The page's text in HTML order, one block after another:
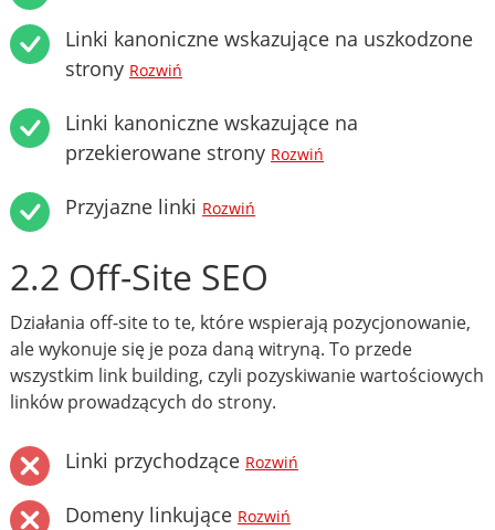
Linki kanoniczne wskazujące na uszkodzone
strony Rozwiń
Linki kanoniczne wskazujące na
przekierowane strony Rozwiń
Przyjazne linki Rozwiń
2.2 Off-Site SEO
Działania off-site to te, które wspierają pozycjonowanie,
ale wykonuje się je poza daną witryną. To przede
wszystkim link building, czyli pozyskiwanie wartościowych
linków prowadzących do strony.
Linki przychodzące Rozwiń
Domeny linkujące Rozwiń